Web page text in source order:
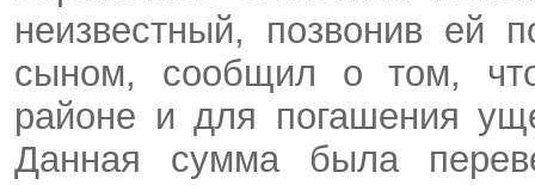
неизвестный, позвонив ей
сыном, сообщил о том,
районе и для погашения
Данная сумма была